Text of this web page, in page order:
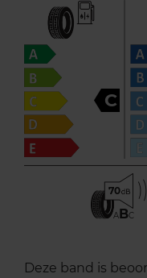
C
70
A BC
Deze band is